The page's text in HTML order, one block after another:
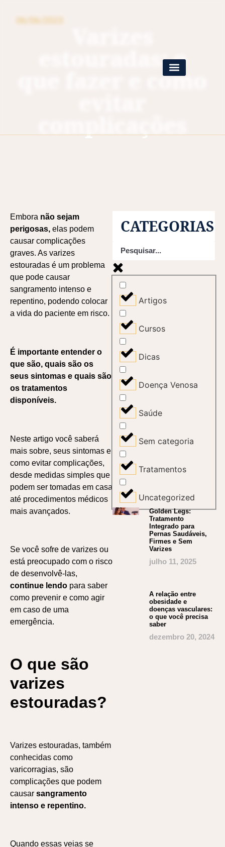
06/06/2023
estouradas: o
que fazer e como
Embora não sejam
perigosas, elas podem
causar complicações
graves. As varizes
estouradas é um problema
que pode causar
sangramento intenso e
repentino, podendo colocar
a vida do paciente em risco.
É importante entender o
que são, quais são os
seus sintomas e quais são
os tratamentos
disponíveis.
Neste artigo você saberá
mais sobre, seus sintomas e
como evitar complicações,
desde medidas simples que
podem ser tomadas em casa
até procedimentos médicos
mais avançados.
Se você sofre de varizes ou
está preocupado com o risco
de desenvolvê-las,
continue lendo para saber
como prevenir e como agir
em caso de uma
emergência.
O que são
varizes
estouradas?
Varizes estouradas, também
conhecidas como
varicorragias, são
complicações que podem
causar sangramento
intenso e repentino.
Quando essas veias se
CATEGORIAS
Artigos
Cursos
Dicas
Doença Venosa
Saúde
Sem categoria
Tratamentos
Uncategorized
Golden Legs:
Tratamento
Integrado para
Pernas Saudáveis,
Firmes e Sem
Varizes
julho 11, 2025
A relação entre
obesidade e
doenças vasculares:
o que você precisa
saber
dezembro 20, 2024